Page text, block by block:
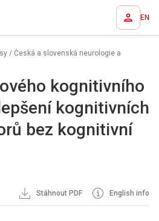
EN
/ Česká a slovenská neurologie a
kognitivního
kognitivních
bez kognitivní
Stáhnout PDF English info